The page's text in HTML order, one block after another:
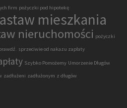
firm pożyczki pod hipotekę
mieszkania
nieruchomości pożyczki
sprzeciwie od nakazu zapłaty
Szybko Pomożemy Umorzenie Długów
zadłużeni zadłużonym z długów